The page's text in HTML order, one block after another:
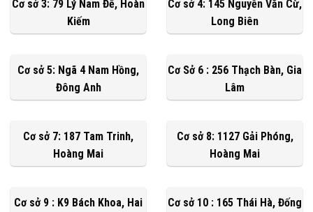
Cơ sở 3: 79 Lý Nam Đế, Hoàn
Kiếm
Cơ sở 4: 145 Nguyễn Văn Cừ,
Long Biên
Cơ sở 5: Ngã 4 Nam Hồng,
Đông Anh
Cơ Sở 6 : 256 Thạch Bàn, Gia
Lâm
Cơ sở 7: 187 Tam Trinh,
Hoàng Mai
Cơ sở 8: 1127 Gải Phóng,
Hoàng Mai
Cơ sở 9 : K9 Bách Khoa, Hai
Cơ sở 10 : 165 Thái Hà, Đống